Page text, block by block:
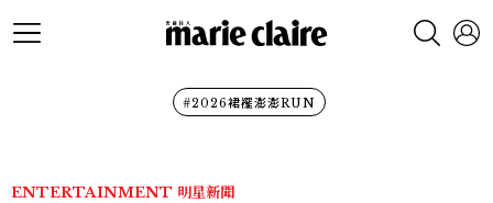
#2026裙襬澎澎RUN
ENTERTAINMENT 明星新聞